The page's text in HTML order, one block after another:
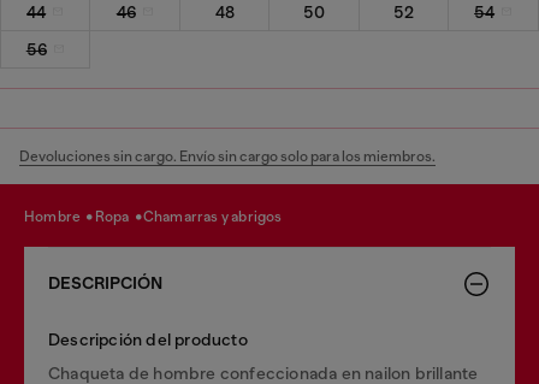
44 46 48 50 52
54
56
Devoluciones sin cargo. Envío sin cargo solo para los miembros.
hombre ropa chamarras y abrigos
DESCRIPCIÓN
Descripción del producto
Chaqueta de hombre confeccionada en nailon brillante